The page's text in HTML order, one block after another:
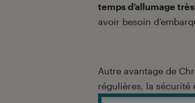
temps d’allumage
avoir besoin
Autre avantage de
régulières, la sécurité